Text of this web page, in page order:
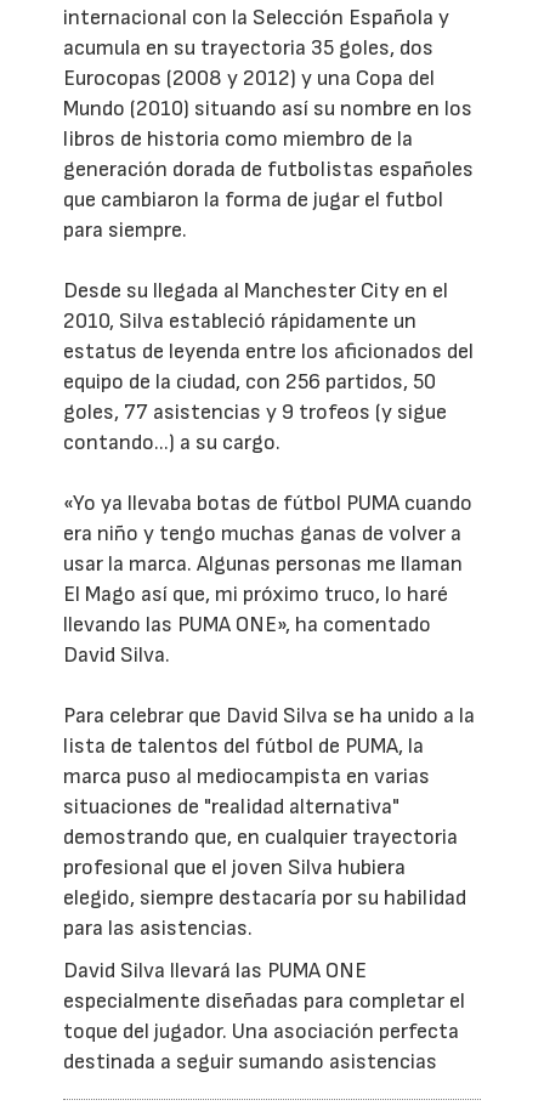
internacional con la Selección Española y
acumula en su trayectoria 35 goles, dos
Eurocopas (2008 y 2012) y una Copa del
Mundo (2010) situando así su nombre en los
libros de historia como miembro de la
generación dorada de futbolistas españoles
que cambiaron la forma de jugar el futbol
para siempre.
Desde su llegada al Manchester City en el
2010, Silva estableció rápidamente un
estatus de leyenda entre los aficionados del
equipo de la ciudad, con 256 partidos, 50
goles, 77 asistencias y 9 trofeos (y sigue
contando...) a su cargo.
«Yo ya llevaba botas de fútbol PUMA cuando
era niño y tengo muchas ganas de volver a
usar la marca. Algunas personas me llaman
El Mago así que, mi próximo truco, lo haré
llevando las PUMA ONE», ha comentado
David Silva.
Para celebrar que David Silva se ha unido a la
lista de talentos del fútbol de PUMA, la
marca puso al mediocampista en varias
situaciones de "realidad alternativa"
demostrando que, en cualquier trayectoria
profesional que el joven Silva hubiera
elegido, siempre destacaría por su habilidad
para las asistencias.
David Silva llevará las PUMA ONE
especialmente diseñadas para completar el
toque del jugador. Una asociación perfecta
destinada a seguir sumando asistencias